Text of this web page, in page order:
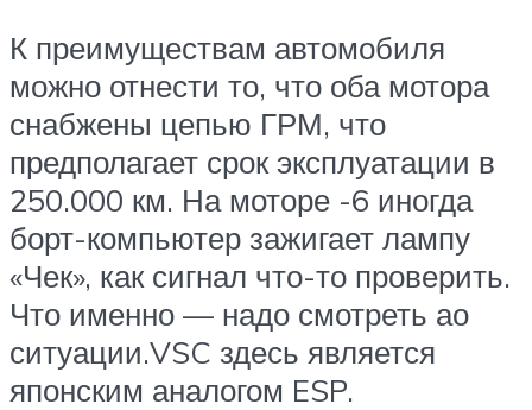
К преимуществам автомобиля
можно отнести то, что оба мотора
снабжены цепью ГРМ, что
предполагает срок эксплуатации в
250.000 км. На моторе -6 иногда
борт-компьютер зажигает лампу
«Чек», как сигнал что-то проверить.
Что именно — надо смотреть ао
ситуации.VSC здесь является
японским аналогом ESP.